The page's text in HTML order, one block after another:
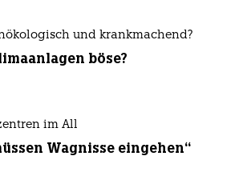
und krankmachend?
böse?
im All
Wagnisse eingehen“